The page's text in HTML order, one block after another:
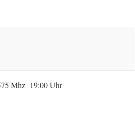
Mhz 19:00 Uhr